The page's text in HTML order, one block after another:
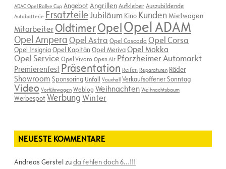
ADAC Opel Rallye Cup AngebotAngrillenAufkleberAuszubildende
Autobatterie ErsatzteileJubiläum Kino KundenMietwagen
Mitarbeiter OldtimerOpelOpel ADAM
Opel AmperaOpel Astra Opel Cascada Opel Corsa
Opel InsigniaOpel Kapitän Opel MerivaOpel Mokka
Opel ServiceOpel Vivaro Open Air Pforzheimer Automarkt
Premierenfest Präsentation Reifen Reparaturen Räder
Showroom Sponsoring Unfall Vauxhall Verkaufsoffener Sonntag
Video Vorführwagen Weblog Weihnachten Weihnachtsbaum
WerbespotWerbungWinter
NEUESTE KOMMENTARE
Andreas Gerstelzuda fehlen doch 6…!!!